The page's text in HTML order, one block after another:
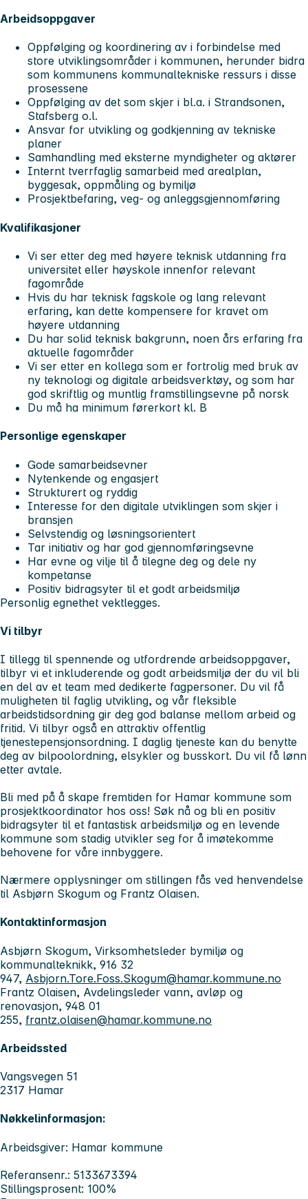
Arbeidsoppgaver
Oppfølging og koordinering av i forbindelse med
store utviklingsområder i kommunen, herunder bidra
som kommunens kommunaltekniske ressurs i disse
prosessene
Oppfølging av det som skjer i bl.a. i Strandsonen,
Stafsberg o.l.
Ansvar for utvikling og godkjenning av tekniske
planer
Samhandling med eksterne myndigheter og aktører
Internt tverrfaglig samarbeid med arealplan,
byggesak, oppmåling og bymiljø
Prosjektbefaring, veg- og anleggsgjennomføring
Kvalifikasjoner
Vi ser etter deg med høyere teknisk utdanning fra
universitet eller høyskole innenfor relevant
fagområde
Hvis du har teknisk fagskole og lang relevant
erfaring, kan dette kompensere for kravet om
høyere utdanning
Du har solid teknisk bakgrunn, noen års erfaring fra
aktuelle fagområder
Vi ser etter en kollega som er fortrolig med bruk av
ny teknologi og digitale arbeidsverktøy, og som har
god skriftlig og muntlig framstillingsevne på norsk
Du må ha minimum førerkort kl. B
Personlige egenskaper
Gode samarbeidsevner
Nytenkende og engasjert
Strukturert og ryddig
Interesse for den digitale utviklingen som skjer i
bransjen
Selvstendig og løsningsorientert
Tar initiativ og har god gjennomføringsevne
Har evne og vilje til å tilegne deg og dele ny
kompetanse
Positiv bidragsyter til et godt arbeidsmiljø
Personlig egnethet vektlegges.
Vi tilbyr
I tillegg til spennende og utfordrende arbeidsoppgaver,
tilbyr vi et inkluderende og godt arbeidsmiljø der du vil bli
en del av et team med dedikerte fagpersoner. Du vil få
muligheten til faglig utvikling, og vår fleksible
arbeidstidsordning gir deg god balanse mellom arbeid og
fritid. Vi tilbyr også en attraktiv offentlig
tjenestepensjonsordning. I daglig tjeneste kan du benytte
deg av bilpoolordning, elsykler og busskort. Du vil få lønn
etter avtale.
Bli med på å skape fremtiden for Hamar kommune som
prosjektkoordinator hos oss! Søk nå og bli en positiv
bidragsyter til et fantastisk arbeidsmiljø og en levende
kommune som stadig utvikler seg for å imøtekomme
behovene for våre innbyggere.
Nærmere opplysninger om stillingen fås ved henvendelse
til Asbjørn Skogum og Frantz Olaisen.
Kontaktinformasjon
Asbjørn Skogum, Virksomhetsleder bymiljø og
kommunalteknikk, 916 32
947, Asbjorn.Tore.Foss.Skogum@hamar.kommune.no
Frantz Olaisen, Avdelingsleder vann, avløp og
renovasjon, 948 01
255, frantz.olaisen@hamar.kommune.no
Arbeidssted
Vangsvegen 51
2317 Hamar
Nøkkelinformasjon:
Arbeidsgiver: Hamar kommune
Referansenr.: 5133673394
Stillingsprosent: 100%